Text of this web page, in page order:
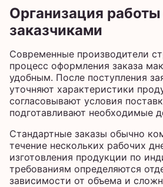
Организация работы
заказчиками
Современные производители
процесс оформления заказа
удобным. После поступления
уточняют характеристики
согласовывают условия
подготавливают необходимые
Стандартные заказы обычно
течение нескольких рабочих
изготовления продукции по
требованиям определяются
зависимости от объема и